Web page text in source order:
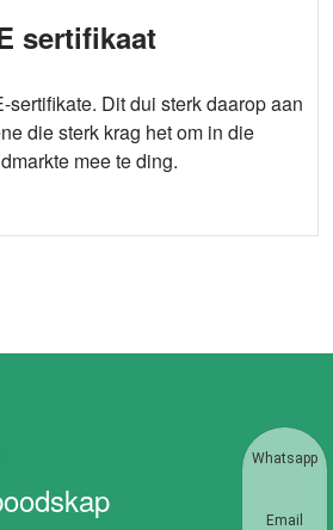
sertifikaat
sertifikate. Dit dui sterk daarop aan
die sterk krag het om in die
mee te ding.
Whatsapp
Email